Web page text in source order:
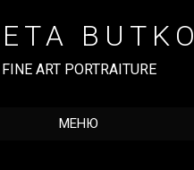
BUTKO
FINE ART PORTRAITURE
МЕНЮ